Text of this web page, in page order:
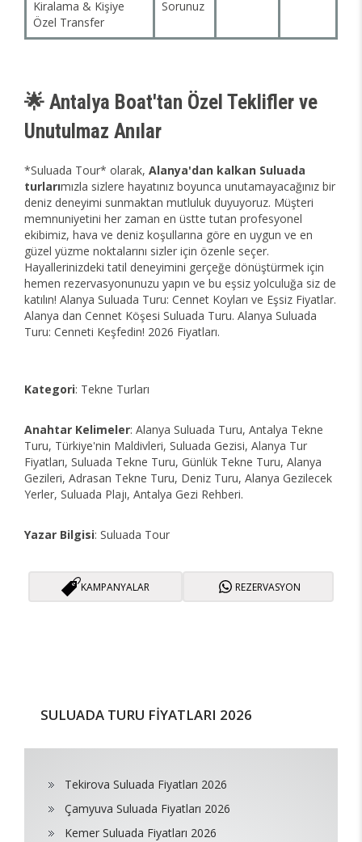
Kiralama & Kişiye
Özel Transfer
Sorunuz
🌟 Antalya Boat'tan Özel Teklifler ve
Unutulmaz Anılar
*Suluada Tour* olarak, Alanya'dan kalkan Suluada
turlarımızla sizlere hayatınız boyunca unutamayacağınız bir
deniz deneyimi sunmaktan mutluluk duyuyoruz. Müşteri
memnuniyetini her zaman en üstte tutan profesyonel
ekibimiz, hava ve deniz koşullarına göre en uygun ve en
güzel yüzme noktalarını sizler için özenle seçer.
Hayallerinizdeki tatil deneyimini gerçeğe dönüştürmek için
hemen rezervasyonunuzu yapın ve bu eşsiz yolculuğa siz de
katılın! Alanya Suluada Turu: Cennet Koyları ve Eşsiz Fiyatlar.
Alanya dan Cennet Köşesi Suluada Turu. Alanya Suluada
Turu: Cenneti Keşfedin! 2026 Fiyatları.
Kategori: Tekne Turları
Anahtar Kelimeler: Alanya Suluada Turu, Antalya Tekne
Turu, Türkiye'nin Maldivleri, Suluada Gezisi, Alanya Tur
Fiyatları, Suluada Tekne Turu, Günlük Tekne Turu, Alanya
Gezileri, Adrasan Tekne Turu, Deniz Turu, Alanya Gezilecek
Yerler, Suluada Plajı, Antalya Gezi Rehberi.
Yazar Bilgisi: Suluada Tour
KAMPANYALAR REZERVASYON
SULUADA TURU FİYATLARI 2026
Tekirova Suluada Fiyatları 2026
Çamyuva Suluada Fiyatları 2026
Kemer Suluada Fiyatları 2026